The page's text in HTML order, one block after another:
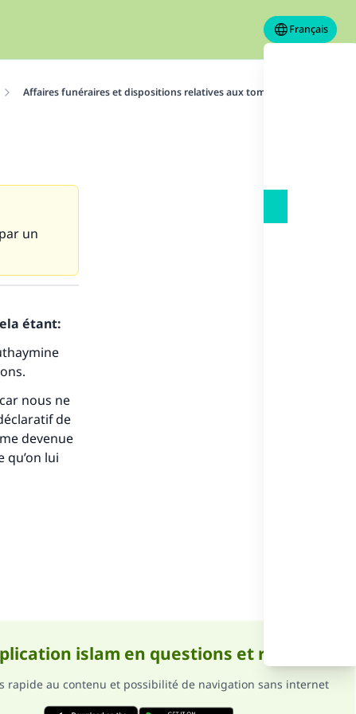
Français
Affaires funéraires et dispositions relatives aux tombes
un
étant:
de
devenue
lui
islam en questions et réponses
rapide au contenu et possibilité de navigation sans internet
de